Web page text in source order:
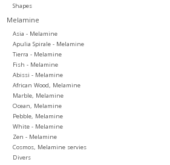
Shapes
Melamine
Asia - Melamine
Apulia Spirale - Melamine
Tierra - Melamine
Fish - Melamine
Abissi - Melamine
African Wood, Melamine
Marble, Melamine
Ocean, Melamine
Pebble, Melamine
White - Melamine
Zen - Melamine
Cosmos, Melamine servies
Divers